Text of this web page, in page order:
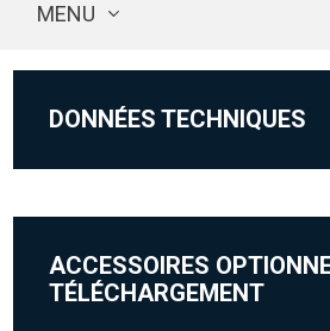
MENU
DONNÉES TECHNIQUES
ACCESSOIRES
TÉLÉCHARGEMENT